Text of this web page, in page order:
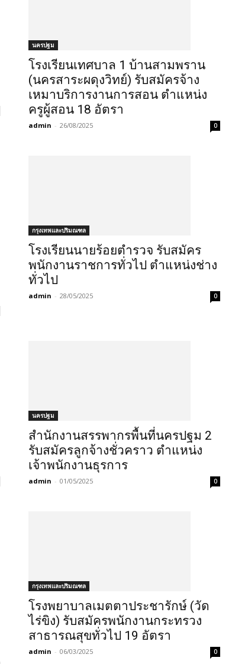
นครปฐม
โรงเรียนเทศบาล 1 บ้านสามพราน
(นครสาระผดุงวิทย์) รับสมัครจ้าง
เหมาบริการงานการสอน ตำแหน่ง
ครูผู้สอน 18 อัตรา
admin - 26/08/2025 0
กรุงเทพและปริมณฑล
โรงเรียนนายร้อยตำรวจ รับสมัคร
พนักงานราชการทั่วไป ตำแหน่งช่าง
ทั่วไป
admin - 28/05/2025 0
นครปฐม
สำนักงานสรรพากรพื้นที่นครปฐม 2
รับสมัครลูกจ้างชั่วคราว ตำแหน่ง
เจ้าพนักงานธุรการ
admin - 01/05/2025 0
กรุงเทพและปริมณฑล
โรงพยาบาลเมตตาประชารักษ์ (วัด
ไร่ขิง) รับสมัครพนักงานกระทรวง
สาธารณสุขทั่วไป 19 อัตรา
admin - 06/03/2025 0